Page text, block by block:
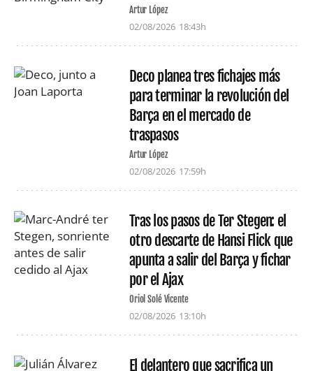
Artur López
02/08/2026 18:43h
Deco planea tres fichajes más
para terminar la revolución del
Barça en el mercado de
traspasos
Artur López
02/08/2026 17:59h
Tras los pasos de Ter Stegen: el
otro descarte de Hansi Flick que
apunta a salir del Barça y fichar
por el Ajax
Oriol Solé Vicente
02/08/2026 13:10h
El delantero que sacrifica un